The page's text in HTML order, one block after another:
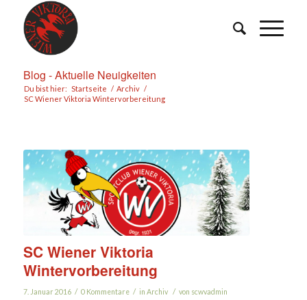
Blog - Aktuelle Neuigkeiten
Du bist hier: Startseite / Archiv /
SC Wiener Viktoria Wintervorbereitung
SC Wiener Viktoria
Wintervorbereitung
7. Januar 2016 / 0 Kommentare / in Archiv / von scwvadmin